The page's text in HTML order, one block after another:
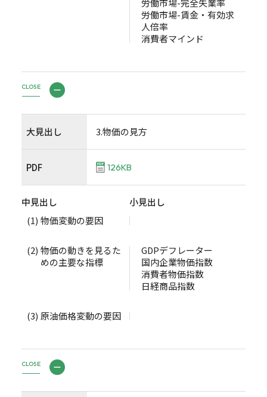
労働市場-完全失業率
労働市場-賃金・有効求
人倍率
消費者マインド
CLOSE
大見出し 3.物価の見方
中見出し
小見出し
(1) 物価変動の要因
(2) 物価の動きを見るた
めの主要な指標
GDPデフレーター
国内企業物価指数
消費者物価指数
日経商品指数
(3) 原油価格変動の要因
PDF 126KB
CLOSE